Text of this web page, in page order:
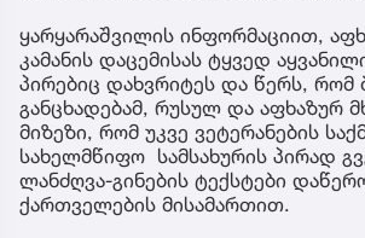
ყარყარაშვილის ინფორმაციით,
კამანის დაცემისას ტყვედ
პირებიც დახვრიტეს და წერს, რომ
განცხადებამ, რუსულ და აფხაზურ
მიზეზი, რომ უკვე ვეტერანების
სახელმწიფო სამსახურის პირად
ლანძღვა-გინების ტექსტები
ქართველების მისამართით.